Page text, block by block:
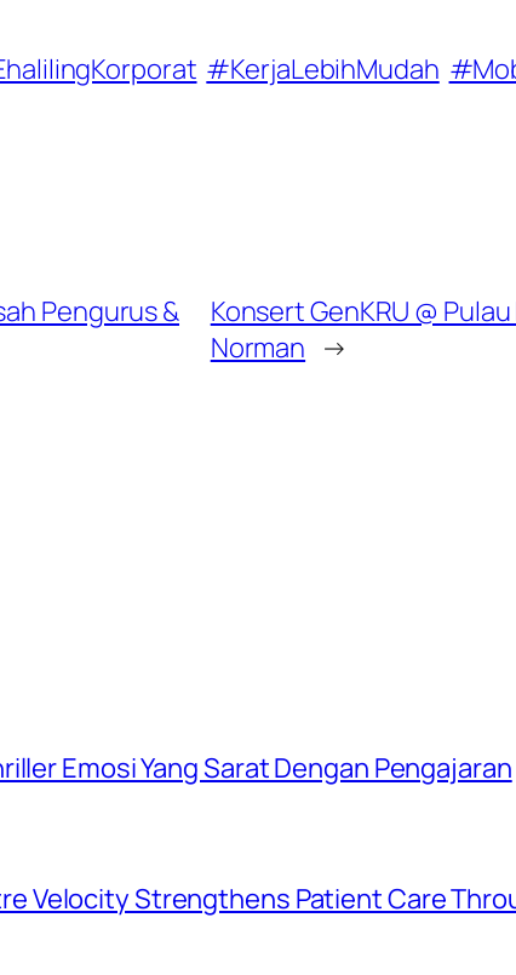
#KerjaLebihMudah
Pengurus &
Konsert GenKRU @
Norman →
Emosi Yang Sarat Dengan Pengajaran
Velocity Strengthens Patient Care